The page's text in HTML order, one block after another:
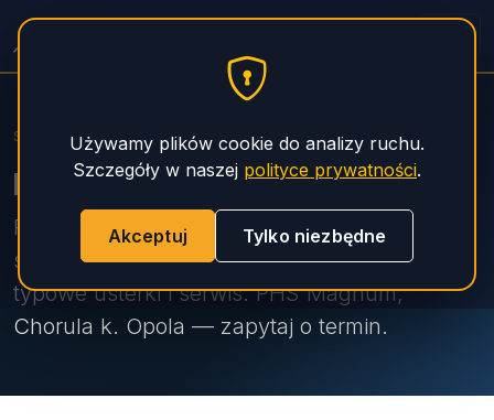
Strona główna Pompy Putzmeister
Putzmeister — pompy do betonu
Putzmeister — pompy wysięgnikowe i
stacjonarne do betonu. Specyfikacje modeli,
typowe usterki i serwis. PHS Magnum,
Chorula k. Opola — zapytaj o termin.
Używamy plików cookie do analizy ruchu.
Szczegóły w naszej polityce prywatności.
Akceptuj Tylko niezbędne